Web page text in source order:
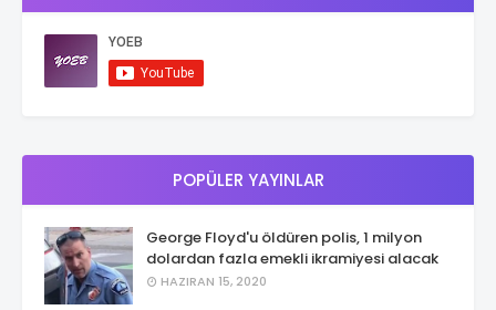
POPÜLER YAYINLAR
George Floyd'u öldüren polis, 1 milyon
dolardan fazla emekli ikramiyesi alacak
HAZIRAN 15, 2020